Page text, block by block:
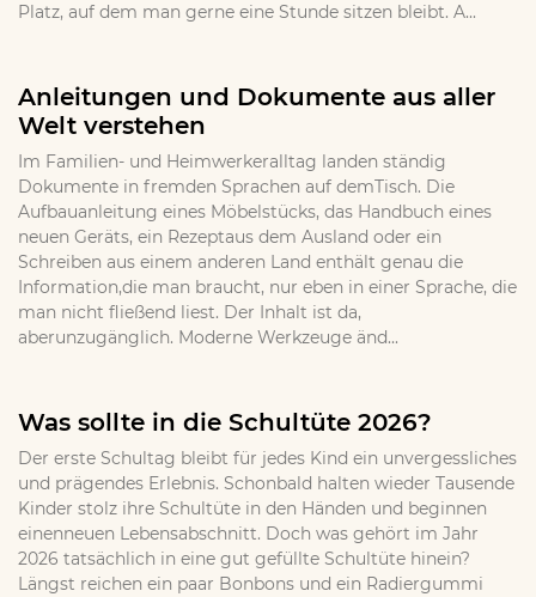
Platz, auf dem man gerne eine Stunde sitzen bleibt. A...
Anleitungen und Dokumente aus aller
Welt verstehen
Im Familien- und Heimwerkeralltag landen ständig
Dokumente in fremden Sprachen auf demTisch. Die
Aufbauanleitung eines Möbelstücks, das Handbuch eines
neuen Geräts, ein Rezeptaus dem Ausland oder ein
Schreiben aus einem anderen Land enthält genau die
Information,die man braucht, nur eben in einer Sprache, die
man nicht fließend liest. Der Inhalt ist da,
aberunzugänglich. Moderne Werkzeuge änd...
Was sollte in die Schultüte 2026?
Der erste Schultag bleibt für jedes Kind ein unvergessliches
und prägendes Erlebnis. Schonbald halten wieder Tausende
Kinder stolz ihre Schultüte in den Händen und beginnen
einenneuen Lebensabschnitt. Doch was gehört im Jahr
2026 tatsächlich in eine gut gefüllte Schultüte hinein?
Längst reichen ein paar Bonbons und ein Radiergummi